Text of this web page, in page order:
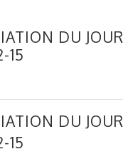
DU JOUR
15
DU JOUR
15